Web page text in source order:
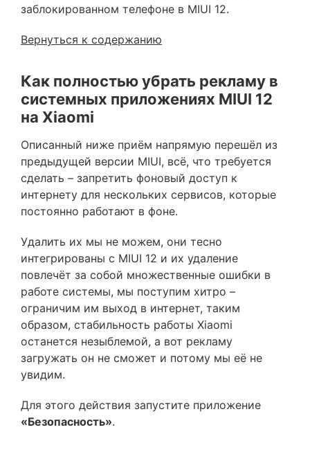
заблокированном телефоне в MIUI 12.
Вернуться к содержанию
Как полностью убрать рекламу в
системных приложениях MIUI 12
на Xiaomi
Описанный ниже приём напрямую перешёл из
предыдущей версии MIUI, всё, что требуется
сделать – запретить фоновый доступ к
интернету для нескольких сервисов, которые
постоянно работают в фоне.
Удалить их мы не можем, они тесно
интегрированы с MIUI 12 и их удаление
повлечёт за собой множественные ошибки в
работе системы, мы поступим хитро –
ограничим им выход в интернет, таким
образом, стабильность работы Xiaomi
останется незыблемой, а вот рекламу
загружать он не сможет и потому мы её не
увидим.
Для этого действия запустите приложение
«Безопасность».